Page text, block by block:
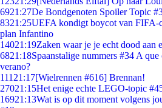
6921:27De Bondgenoten Spoiler Topic
8321:25UEFA kondigt boycot van FIFA-
plan Infantino
14021:19Zaken waar je je echt dood aan
6821:18Spaanstalige nummers #34 A
verano?
111 21:17[Wielrennen #616] Brennan!
27021:15Het enige echte LEGO-topic
16921:13Wat is op dit moment volgens